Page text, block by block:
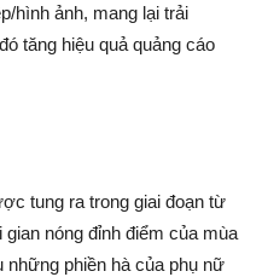
hình ảnh, mang lại trải
tăng hiệu quả quảng cáo
tung ra trong giai đoạn từ
nóng đỉnh điểm của mùa
những phiền hà của phụ nữ